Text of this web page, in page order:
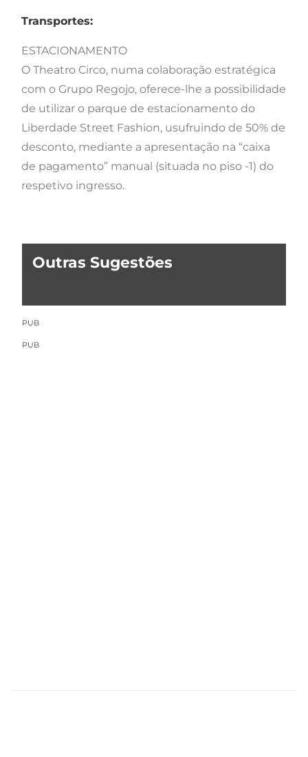
Transportes:
ESTACIONAMENTO
O Theatro Circo, numa colaboração estratégica
com o Grupo Regojo, oferece-lhe a possibilidade
de utilizar o parque de estacionamento do
Liberdade Street Fashion, usufruindo de 50% de
desconto, mediante a apresentação na “caixa
de pagamento” manual (situada no piso -1) do
respetivo ingresso.
Outras Sugestões
PUB
PUB